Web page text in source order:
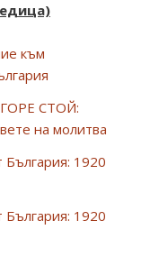
към
СТОЙ:
на молитва
1920
1920